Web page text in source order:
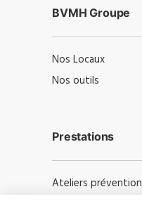
BVMH Groupe
Nos Locaux
Nos outils
Prestations
Ateliers prévention